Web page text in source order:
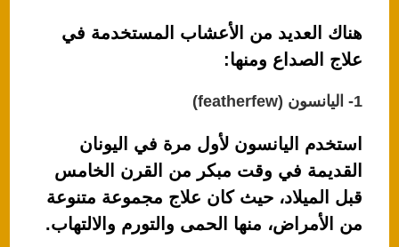
هناك العديد من الأعشاب المستخدمة في
علاج الصداع ومنها:
1- اليانسون (featherfew)
استخدم اليانسون لأول مرة في اليونان
القديمة في وقت مبكر من القرن الخامس
قبل الميلاد، حيث كان علاج مجموعة متنوعة
من الأمراض، منها الحمى والتورم والالتهاب.